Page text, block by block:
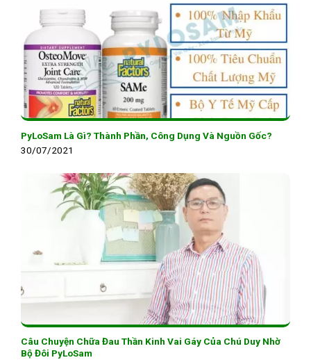
PyLoSam Là Gì? Thành Phần, Công Dụng Và Nguồn Gốc?
30/07/2021
Câu Chuyện Chữa Đau Thần Kinh Vai Gáy Của Chú Duy Nhờ
Bộ Đôi PyLoSam